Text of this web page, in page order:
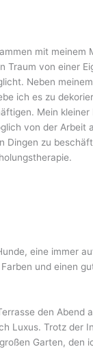
mit meinem
Traum von einer
Neben
ich es zu
Mein
von der Arbeit
Dingen zu
eine immer
und einen
den Abend
Luxus. Trotz der
Garten, den